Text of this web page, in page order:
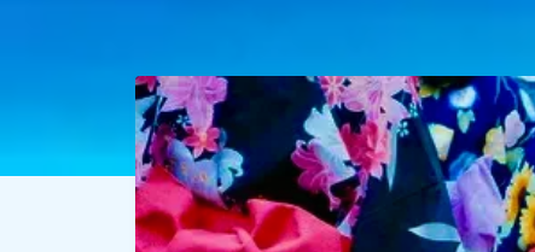
スポーツ
メディア・ネット
深見東州 (半田晴久)